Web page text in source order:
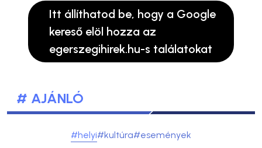
Itt állíthatod be, hogy a Google
kereső elöl hozza az
egerszegihirek.hu-s találatokat
# AJÁNLÓ
#helyi#kultúra#események